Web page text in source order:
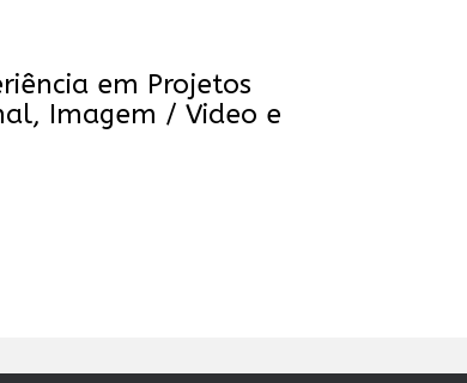
em Projetos
Imagem / Video e